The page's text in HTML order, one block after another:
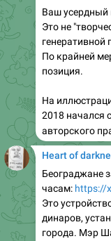
Ваш усердный
Это не
По крайней
позиция.
На
2018 начался
авторского
Heart of
Београджане
часам: https://
Это
динаров,
города. Мэр